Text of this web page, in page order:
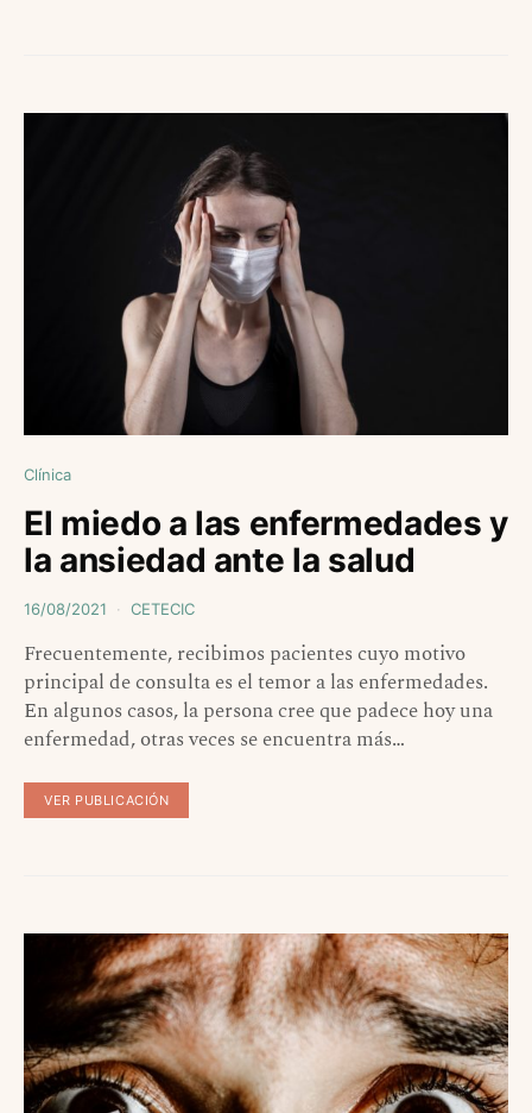
Clínica
El miedo a las enfermedades y
la ansiedad ante la salud
16/08/2021 CETECIC
Frecuentemente, recibimos pacientes cuyo motivo
principal de consulta es el temor a las enfermedades.
En algunos casos, la persona cree que padece hoy una
enfermedad, otras veces se encuentra más…
VER PUBLICACIÓN